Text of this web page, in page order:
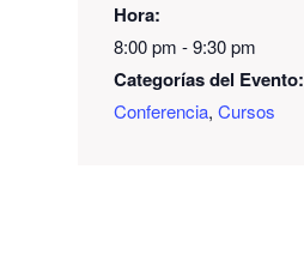
Hora:
8:00 pm - 9:30 pm
Categorías del Evento:
Conferencia, Cursos